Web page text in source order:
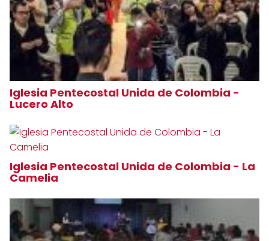
Iglesia Pentecostal Unida de Colombia -
Lucero Alto
Iglesia Pentecostal Unida de Colombia - La
Camelia